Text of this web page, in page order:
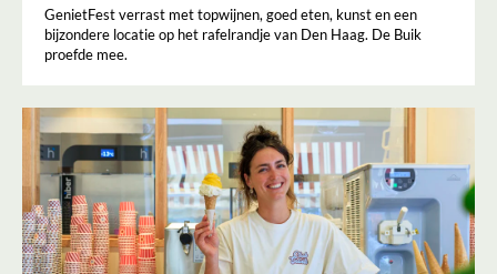
GenietFest verrast met topwijnen, goed eten, kunst en een
bijzondere locatie op het rafelrandje van Den Haag. De Buik
proefde mee.